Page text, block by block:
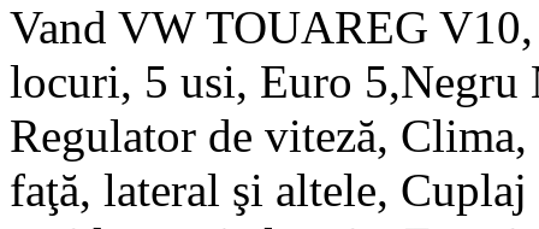
Vand VW TOUAREG
locuri, 5 usi, Euro
Regulator de viteză,
faţă, lateral şi altele,